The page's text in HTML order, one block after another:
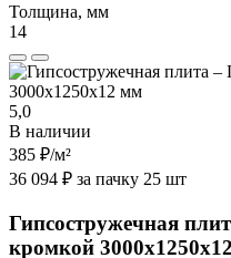
Толщина, мм
14
5,0
В наличии
385 ₽/м²
36 094 ₽ за пачку 25 шт
Гипсостружечная
кромкой